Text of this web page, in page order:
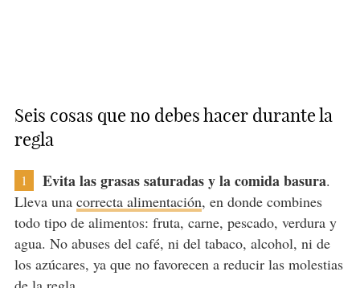
Seis cosas que no debes hacer durante la
regla
1 Evita las grasas saturadas y la comida basura.
Lleva una correcta alimentación, en donde combines
todo tipo de alimentos: fruta, carne, pescado, verdura y
agua. No abuses del café, ni del tabaco, alcohol, ni de
los azúcares, ya que no favorecen a reducir las molestias